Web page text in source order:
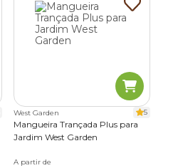
West Garden 5
Mangueira Trançada Plus para
Jardim West Garden
A partir de